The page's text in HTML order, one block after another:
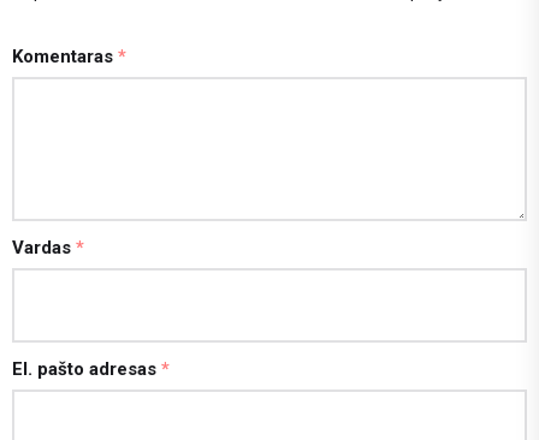
Komentaras *
Vardas *
El. pašto adresas *